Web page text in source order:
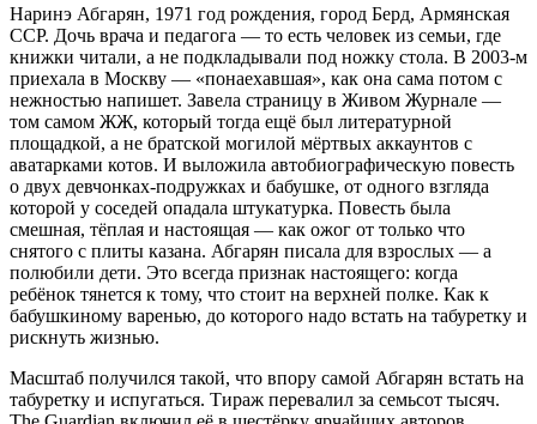
Наринэ Абгарян, 1971 год рождения, город Берд, Армянская
ССР. Дочь врача и педагога — то есть человек из семьи, где
книжки читали, а не подкладывали под ножку стола. В 2003-м
приехала в Москву — «понаехавшая», как она сама потом с
нежностью напишет. Завела страницу в Живом Журнале —
том самом ЖЖ, который тогда ещё был литературной
площадкой, а не братской могилой мёртвых аккаунтов с
аватарками котов. И выложила автобиографическую повесть
о двух девчонках-подружках и бабушке, от одного взгляда
которой у соседей опадала штукатурка. Повесть была
смешная, тёплая и настоящая — как ожог от только что
снятого с плиты казана. Абгарян писала для взрослых — а
полюбили дети. Это всегда признак настоящего: когда
ребёнок тянется к тому, что стоит на верхней полке. Как к
бабушкиному варенью, до которого надо встать на табуретку и
рискнуть жизнью.
Масштаб получился такой, что впору самой Абгарян встать на
табуретку и испугаться. Тираж перевалил за семьсот тысяч.